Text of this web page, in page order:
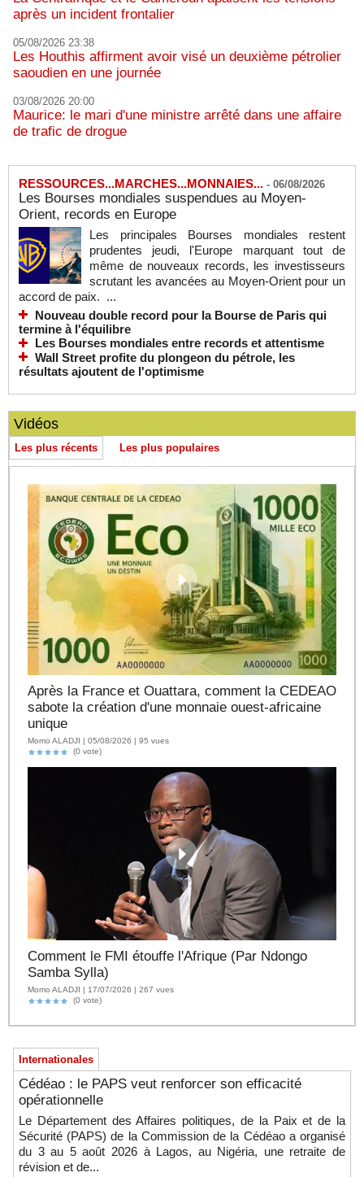
après un incident frontalier
05/08/2026 23:38
Les Houthis affirment avoir visé un deuxième pétrolier
saoudien en une journée
03/08/2026 20:00
Maurice: le mari d'une ministre arrêté dans une affaire
de trafic de drogue
RESSOURCES...MARCHES...MONNAIES... - 06/08/2026
Les Bourses mondiales suspendues au Moyen-
Orient, records en Europe
Les principales Bourses mondiales restent
prudentes jeudi, l'Europe marquant tout de
même de nouveaux records, les investisseurs
scrutant les avancées au Moyen-Orient pour un
accord de paix. ...
Nouveau double record pour la Bourse de Paris qui
termine à l'équilibre
Les Bourses mondiales entre records et attentisme
Wall Street profite du plongeon du pétrole, les
résultats ajoutent de l'optimisme
Vidéos
Les plus récents Les plus populaires
Après la France et Ouattara, comment la CEDEAO
sabote la création d'une monnaie ouest-africaine
unique
Momo ALADJI | 05/08/2026 | 95 vues
(0 vote)
Comment le FMI étouffe l'Afrique (Par Ndongo
Samba Sylla)
Momo ALADJI | 17/07/2026 | 267 vues
(0 vote)
Internationales
Cédéao : le PAPS veut renforcer son efficacité
opérationnelle
Le Département des Affaires politiques, de la Paix et de la
Sécurité (PAPS) de la Commission de la Cédéao a organisé
du 3 au 5 août 2026 à Lagos, au Nigéria, une retraite de
révision et de...